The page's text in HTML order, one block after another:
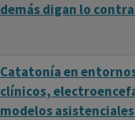
demás digan lo
Catatonía en
clínicos,
modelos